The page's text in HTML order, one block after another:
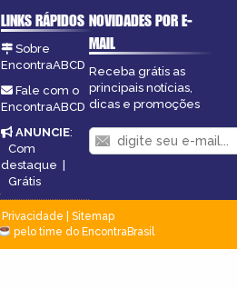
LINKS RÁPIDOS
Sobre
EncontraABCD
Fale com o
EncontraABCD
ANUNCIE:
Com
destaque
Grátis
NOVIDADES POR E-
MAIL
Receba grátis as
principais notícias,
dicas e promoções
Privacidade
Sitemap
pelo time do EncontraBrasil